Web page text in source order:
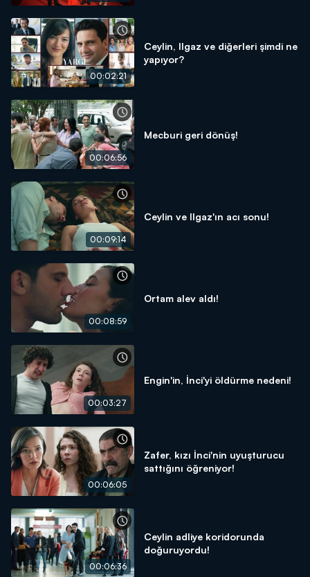
00:02:21
Ceylin, Ilgaz ve diğerleri şimdi ne
yapıyor?
00:06:56
Mecburi geri dönüş!
00:09:14
Ceylin ve Ilgaz'ın acı sonu!
00:08:59
Ortam alev aldı!
00:03:27
Engin'in, İnci'yi öldürme nedeni!
00:06:05
Zafer, kızı İnci'nin uyuşturucu
sattığını öğreniyor!
00:06:36
Ceylin adliye koridorunda
doğuruyordu!